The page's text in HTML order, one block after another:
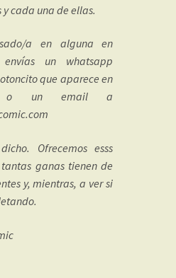
cada una de ellas.
a en alguna en
un whatsapp
que aparece en
o un email a
Ofrecemos esss
ganas tienen de
y, mientras, a ver si